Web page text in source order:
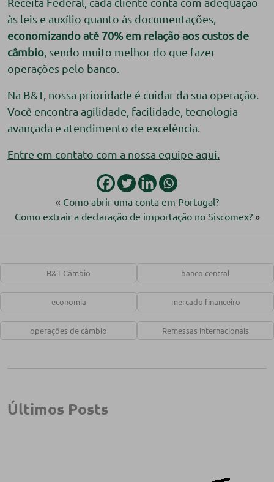
às leis e auxílio quanto às documentações,
economizando até 70% em relação aos custos de
câmbio , sendo muito melhor do que fazer
operações pelo banco.
Na B&T, nossa prioridade é cuidar da sua operação.
Você encontra agilidade, facilidade, tecnologia
avançada e atendimento de excelência.
Entre em contato com a nossa equipe aqui.
« Como abrir uma conta em Portugal?
Como extrair a declaração de importação no Siscomex?»
B&T Câmbio banco central
economia mercado financeiro
operações de câmbio Remessas internacionais
Últimos Posts